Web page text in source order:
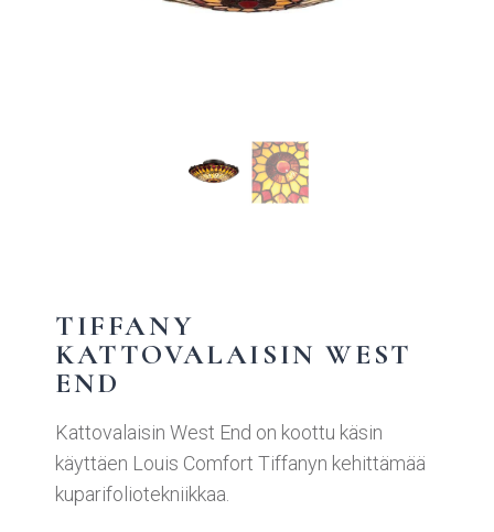
TIFFANY
KATTOVALAISIN WEST
END
Kattovalaisin West End on koottu käsin
käyttäen Louis Comfort Tiffanyn kehittämää
kuparifoliotekniikkaa.